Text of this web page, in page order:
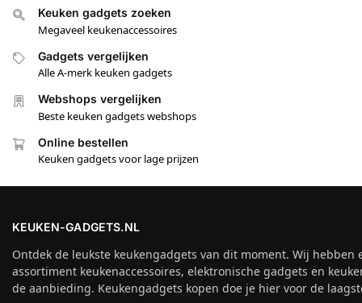
Keuken gadgets zoeken
Megaveel keukenaccessoires
Gadgets vergelijken
Alle A-merk keuken gadgets
Webshops vergelijken
Beste keuken gadgets webshops
Online bestellen
Keuken gadgets voor lage prijzen
KEUKEN-GADGETS.NL
Ontdek de leukste keukengadgets van dit moment. Wij hebben
assortiment keukenaccessoires, elektronische gadgets en
de aanbieding. Keukengadgets kopen doe je hier voor de